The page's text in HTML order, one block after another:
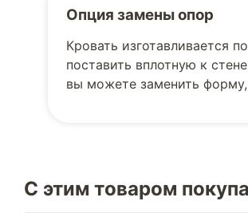
Опция замены опор
Кровать изготавливается
поставить вплотную к
вы можете заменить
С этим товаром